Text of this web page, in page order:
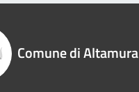
Comune di Altamura